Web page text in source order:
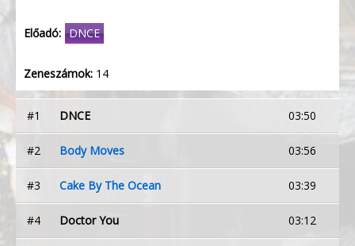
Előadó: DNCE
Zeneszámok: 14
#1 DNCE 03:50
#2 Body Moves 03:56
#3 Cake By The Ocean 03:39
#4 Doctor You 03:12